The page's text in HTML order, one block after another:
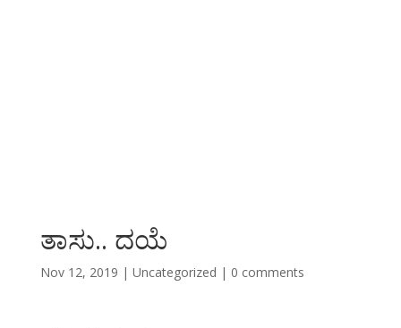
ತಾಸು.. ದಯೆ
Nov 12, 2019 | Uncategorized | 0 comments